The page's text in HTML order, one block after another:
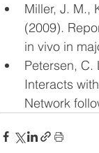
Miller, J. M.,
(2009).
in vivo in
Petersen, C.
Interacts
Network